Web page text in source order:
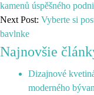
kamenů úspěšného
Next Post: Vyberte si
bavlnke
Najnovšie
Dizajnové
moderného